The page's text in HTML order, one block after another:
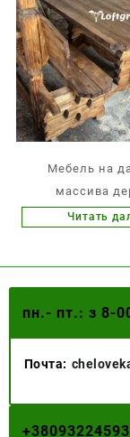
Мебель на
массива
Читать
пн.- пт.: з 8-
Почта:
+